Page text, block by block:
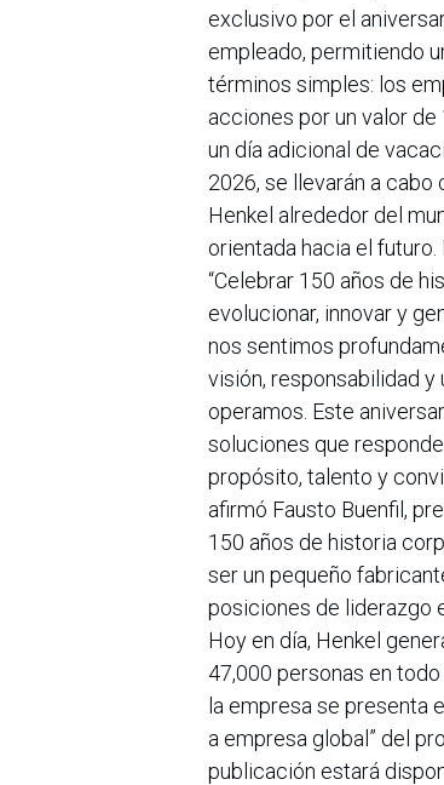
exclusivo por el
empleado, permitiendo
términos simples: los
acciones por un valor
un día adicional de
2026, se llevarán a
Henkel alrededor del
orientada hacia el
“Celebrar 150 años de
evolucionar, innovar y
nos sentimos
visión, responsabilidad
operamos. Este
soluciones que
propósito, talento y
afirmó Fausto Buenfil,
150 años de historia
ser un pequeño
posiciones de liderazgo
Hoy en día, Henkel
47,000 personas en
la empresa se presenta
a empresa global” del
publicación estará